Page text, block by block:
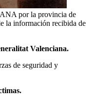
por la provincia de
la información recibida de
Valenciana.
de seguridad y